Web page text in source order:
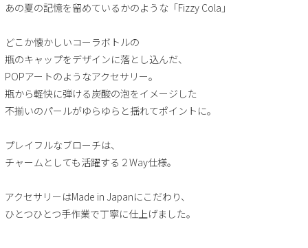
あの夏の記憶を留めているかのような「Fizzy Cola」
どこか懐かしいコーラボトルの
瓶のキャップをデザインに落とし込んだ、
POPアートのようなアクセサリー。
瓶から軽快に弾ける炭酸の泡をイメージした
不揃いのパールがゆらゆらと揺れてポイントに。
プレイフルなブローチは、
チャームとしても活躍する２Way仕様。
アクセサリーはMade in Japanにこだわり、
ひとつひとつ手作業で丁寧に仕上げました。